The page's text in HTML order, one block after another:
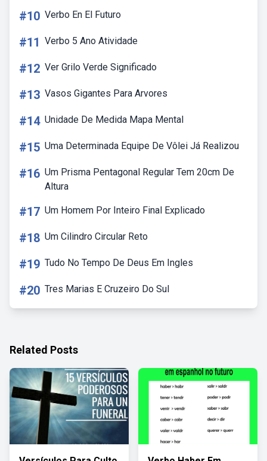
#10 Verbo En El Futuro
#11 Verbo 5 Ano Atividade
#12 Ver Grilo Verde Significado
#13 Vasos Gigantes Para Arvores
#14 Unidade De Medida Mapa Mental
#15 Uma Determinada Equipe De Vôlei Já Realizou
#16 Um Prisma Pentagonal Regular Tem 20cm De
Altura
#17 Um Homem Por Inteiro Final Explicado
#18 Um Cilindro Circular Reto
#19 Tudo No Tempo De Deus Em Ingles
#20 Tres Marias E Cruzeiro Do Sul
Related Posts